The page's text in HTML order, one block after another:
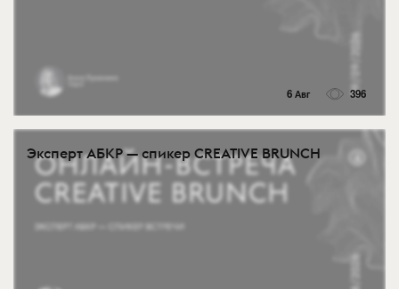
6 Авг 396
Эксперт АБКР — спикер CREATIVE BRUNCH